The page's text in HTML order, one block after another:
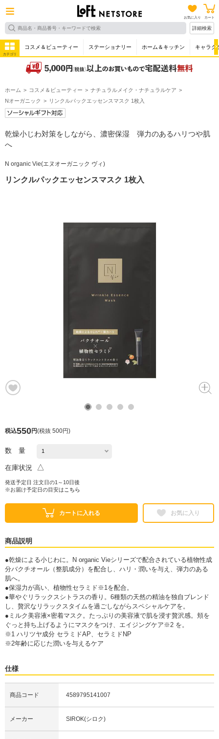
お気に入り カート
詳細検索
カテゴリ
コスメ＆ビューティー ステーショナリー ホーム＆キッチン キャラク
ホーム コスメ＆ビューティー
ナチュラルメイク・ナチュラルケア
Nオーガニック
リンクルパックエッセンスマスク 1枚入
乾燥小じわ対策をしながら、濃密保湿 弾力のあるハリつや肌
へ
N organic Vie(エヌオーガニック ヴィ)
リンクルパックエッセンスマスク 1枚入
税込550円(税抜 500円)
数 量
在庫状況 △
発送予定日 注文日の1～10日後
※お届け予定日の目安は こちら
カートに入れる お気に入り
商品説明
●乾燥による小じわに。N organic Vieシリーズで配合されている植物性成
分バクチオール（整肌成分）を配合し、ハリ・潤いを与え、弾力のある
肌へ。
●保湿力が高い、植物性セラミド※1を配合。
●華やぐリラックスシトラスの香り。6種類の天然の精油を独自ブレンド
し、贅沢なリラックスタイムを過ごしながらスペシャルケアを。
●ミルク美容液×密着マスク。たっぷりの美容液で肌を浸す贅沢感。頬を
ぐっと持ち上げるようにマスクをつけ、エイジングケア※2 を。
※1 ハリツヤ成分 セラミドAP、セラミドNP
※2年齢に応じた潤いを与えるケア
仕様
商品コード 4589795141007
メーカー SIROK(シロク)